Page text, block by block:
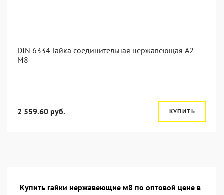
DIN 6334 Гайка соединительная нержавеющая А2
М8
2 559.60 руб. КУПИТЬ
Купить гайки нержавеющие м8 по оптовой цене в